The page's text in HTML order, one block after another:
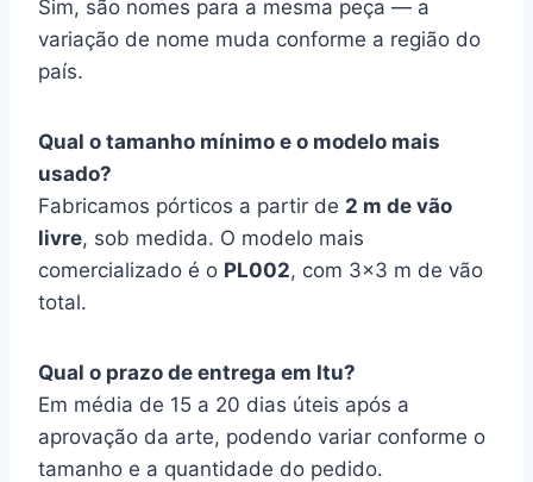
Sim, são nomes para a mesma peça — a
variação de nome muda conforme a região do
país.
Qual o tamanho mínimo e o modelo mais
usado?
Fabricamos pórticos a partir de 2 m de vão
livre, sob medida. O modelo mais
comercializado é o PL002, com 3×3 m de vão
total.
Qual o prazo de entrega em Itu?
Em média de 15 a 20 dias úteis após a
aprovação da arte, podendo variar conforme o
tamanho e a quantidade do pedido.